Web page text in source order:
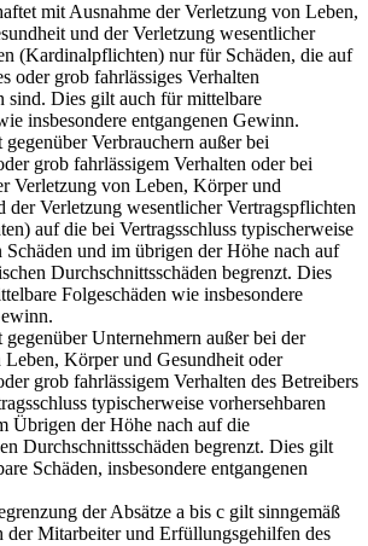
mit Ausnahme der Verletzung von Leben,
und der Verletzung wesentlicher
(Kardinalpflichten) nur für Schäden, die auf
oder grob fahrlässiges Verhalten
sind. Dies gilt auch für mittelbare
insbesondere entgangenen Gewinn.
Verbrauchern außer bei
grob fahrlässigem Verhalten oder bei
Verletzung von Leben, Körper und
der Verletzung wesentlicher Vertragspflichten
auf die bei Vertragsschluss typischerweise
Schäden und im übrigen der Höhe nach auf
Durchschnittsschäden begrenzt. Dies
Folgeschäden wie insbesondere
Unternehmern außer bei der
Körper und Gesundheit oder
grob fahrlässigem Verhalten des Betreibers
typischerweise vorhersehbaren
Übrigen der Höhe nach auf die
Durchschnittsschäden begrenzt. Dies gilt
Schäden, insbesondere entgangenen
der Absätze a bis c gilt sinngemäß
der Mitarbeiter und Erfüllungsgehilfen des